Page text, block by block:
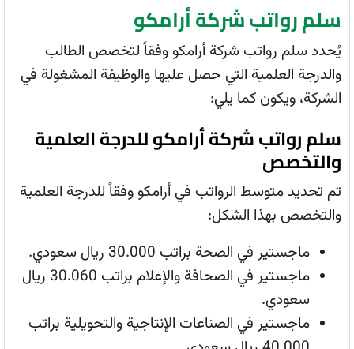
سلم رواتب شركة أرامكو
يُحدد سلم رواتب شركة أرامكو وفقاً لتخصص الطالب
والدرجة العلمية التي حصل عليها والوظيفة المشغولة في
الشركة، ويكون كما يلي:
سلم رواتب شركة أرامكو للدرجة العلمية
والتخصص
تم تحديد متوسط الرواتب في أرامكو وفقاً للدرجة العلمية
والتخصص بهذا الشكل:
ماجستير في الصحة براتب 30.000 ريال سعودي.
ماجستير في الصحافة والإعلام براتب 30.060 ريال
سعودي.
ماجستير في الصناعات الإنتاجية والتحويلية براتب